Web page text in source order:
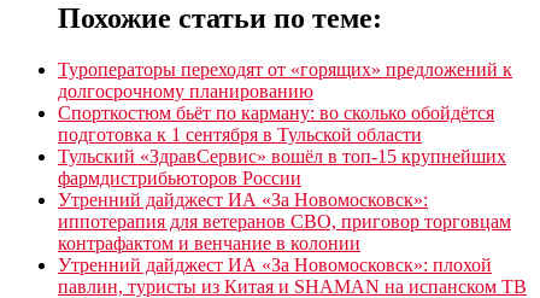
Похожие статьи по теме:
Туроператоры переходят от «горящих» предложений к
долгосрочному планированию
Спорткостюм бьёт по карману: во сколько обойдётся
подготовка к 1 сентября в Тульской области
Тульский «ЗдравСервис» вошёл в топ-15 крупнейших
фармдистрибьюторов России
Утренний дайджест ИА «За Новомосковск»:
иппотерапия для ветеранов СВО, приговор торговцам
контрафактом и венчание в колонии
Утренний дайджест ИА «За Новомосковск»: плохой
павлин, туристы из Китая и SHAMAN на испанском ТВ